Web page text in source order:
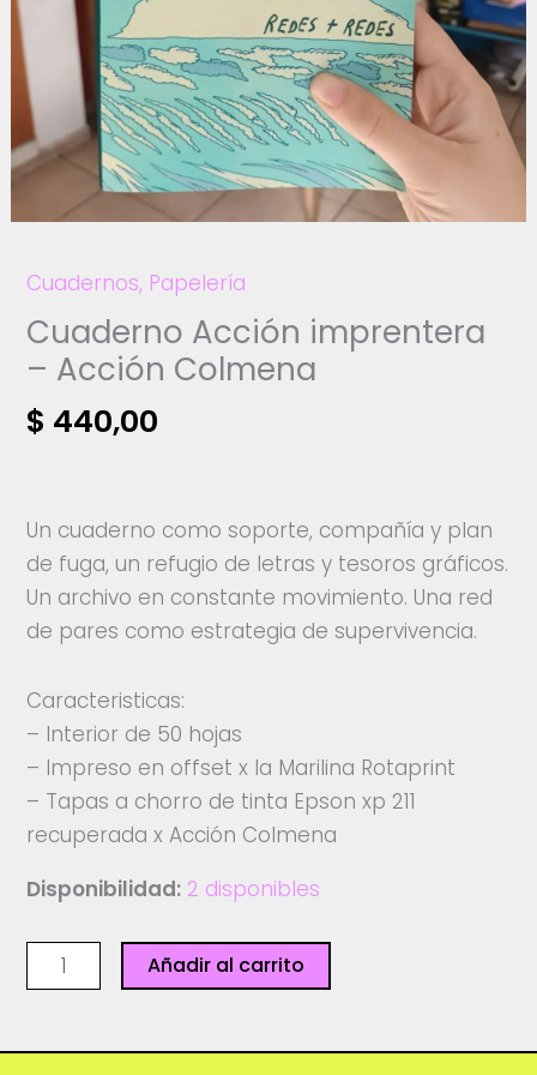
Cuadernos, Papelería
Cuaderno Acción imprentera
– Acción Colmena
$ 440,00
Un cuaderno como soporte, compañía y plan
de fuga, un refugio de letras y tesoros gráficos.
Un archivo en constante movimiento. Una red
de pares como estrategia de supervivencia.
Caracteristicas:
– Interior de 50 hojas
– Impreso en offset x la Marilina Rotaprint
– Tapas a chorro de tinta Epson xp 211
recuperada x Acción Colmena
Disponibilidad: 2 disponibles
Cuaderno
Acción
-
Añadir al carrito